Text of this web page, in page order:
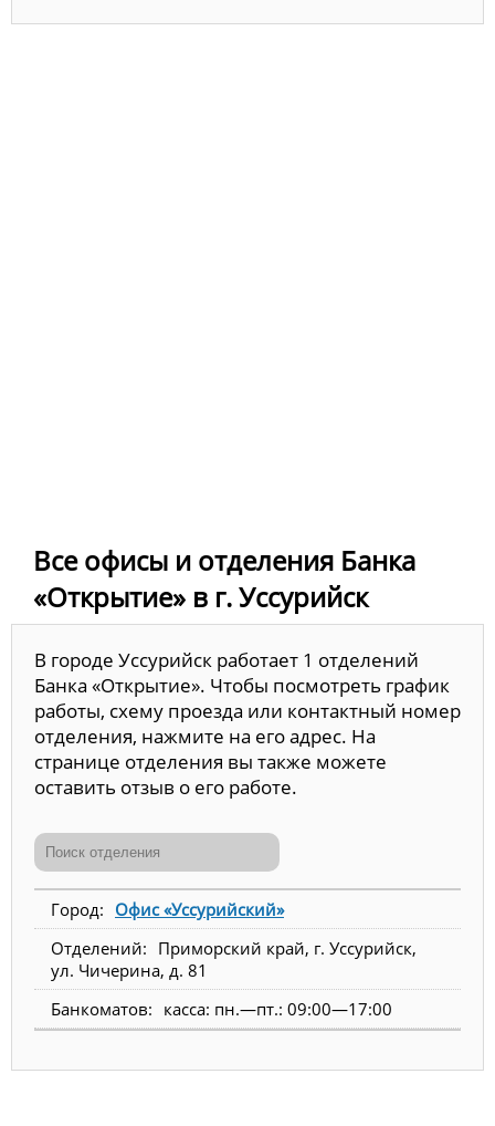
Все офисы и отделения Банка
«Открытие» в г. Уссурийск
В городе Уссурийск работает 1 отделений
Банка «Открытие». Чтобы посмотреть график
работы, схему проезда или контактный номер
отделения, нажмите на его адрес. На
странице отделения вы также можете
оставить отзыв о его работе.
Офис «Уссурийский»
Приморский край, г. Уссурийск,
ул. Чичерина, д. 81
касса: пн.—пт.: 09:00—17:00